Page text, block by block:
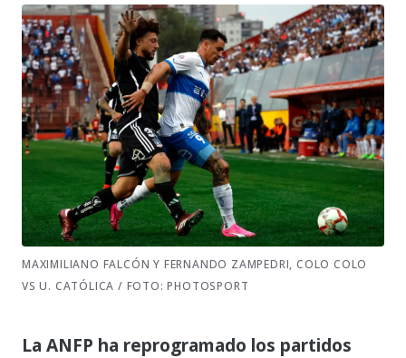
MAXIMILIANO FALCÓN Y FERNANDO ZAMPEDRI, COLO COLO
VS U. CATÓLICA / FOTO: PHOTOSPORT
La ANFP ha reprogramado los partidos